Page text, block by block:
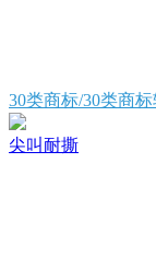
30类商标/30类商
尖叫耐撕